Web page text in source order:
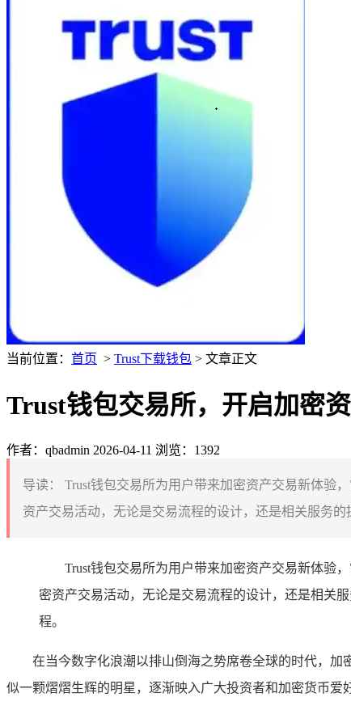
当前位置： 首页 > Trust下载钱包 > 文章正文
Trust钱包交易所，开启加密
作者：qbadmin 2026-04-11 浏览：1392
导读：
Trust钱包交易所为用户带来加密资产交易新体验
资产交易活动，无论是交易流程的设计，还是相关服务
Trust钱包交易所为用户带来加密资产交易新体验
密资产交易活动，无论是交易流程的设计，还是相关
程。
在当今数字化浪潮以排山倒海之势席卷全球的时代，
似一颗熠熠生辉的明星，逐渐映入广大投资者和加密货币